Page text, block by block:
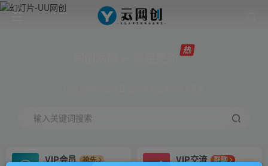
输入关键词搜索
VIP会员
抢先
VIP交流
群聊